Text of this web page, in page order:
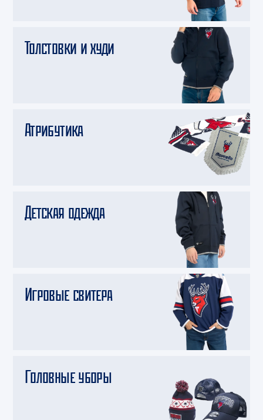
Толстовки и худи
Атрибутика
Детская одежда
Игровые свитера
Головные уборы